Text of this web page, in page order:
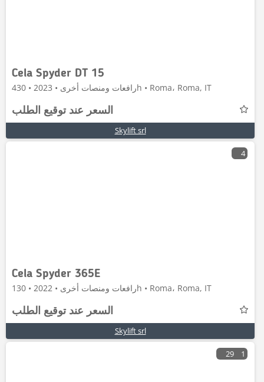
Cela Spyder DT 15
رافعات ومنصات أخرى • 2023 • 430h • Roma، Roma, IT
السعر عند توقيع الطلب
Skylift srl
4
Cela Spyder 365E
رافعات ومنصات أخرى • 2022 • 130h • Roma، Roma, IT
السعر عند توقيع الطلب
Skylift srl
29 1